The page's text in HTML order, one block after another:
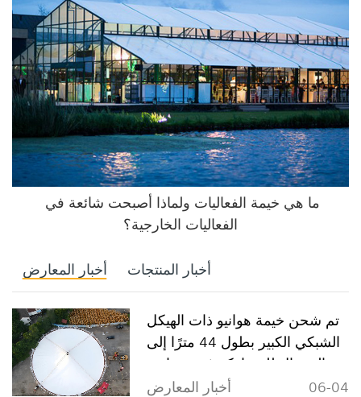
الفعاليات الخارجية؟
أخبار المعارض أخبار المنتجات
تم شحن خيمة هوانيو ذات الهيكل
الشبكي الكبير بطول 44 مترًا إلى
السنغال للمشاركة في مشاريع
رياضية ومعارض في غرب إفريقيا
أخبار المعارض 06-04